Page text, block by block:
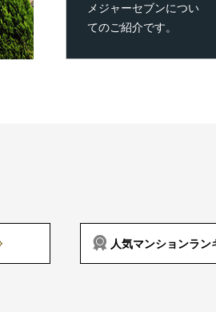
メジャーセブンについ
てのご紹介です。
人気マンションラン